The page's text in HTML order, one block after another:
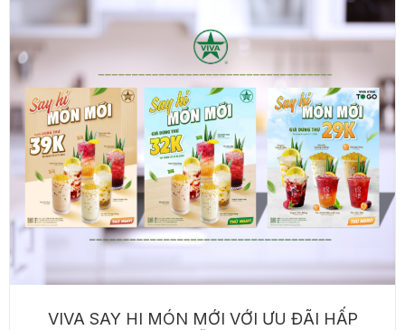
VIVA SAY HI MÓN MỚI VỚI ƯU ĐÃI HẤP